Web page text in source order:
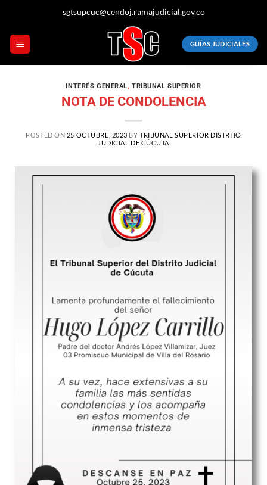
sgtsupcuc@cendoj.ramajudicial.gov.co
GUÍAS JUDICIALES
INTERÉS GENERAL, TRIBUNAL SUPERIOR
NOTA DE CONDOLENCIA
POSTED ON 25 OCTUBRE, 2023 BYTRIBUNAL SUPERIOR DISTRITO
JUDICIAL DE CÚCUTA